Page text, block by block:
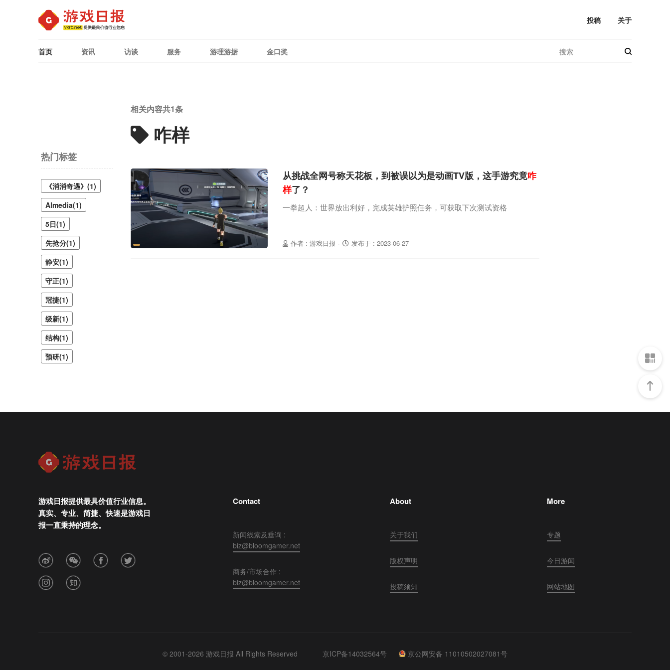
投稿 关于
首页 资讯 访谈 服务 游理游据 金口奖
热门标签
《消消奇遇》(1)
Almedia(1)
5日(1)
先抢分(1)
静安(1)
守正(1)
冠捷(1)
级新(1)
结构(1)
预研(1)
相关内容共1条
咋样
作者 : 游戏日报 · 发布于 : 2023-06-27
从挑战全网号称天花板，到被误以为是动画TV版，这手游究竟咋
样了？
一拳超人：世界放出利好，完成英雄护照任务，可获取下次测试资格
游戏日报提供最具价值行业信息。
真实、专业、简捷、快速是游戏日
报一直秉持的理念。
Contact
新闻线索及垂询 :
biz@bloomgamer.net
商务/市场合作 :
biz@bloomgamer.net
About
关于我们
版权声明
投稿须知
More
专题
今日游闻
网站地图
© 2001-2026 游戏日报 All Rights Reserved 京ICP备14032564号 京公网安备 11010502027081号